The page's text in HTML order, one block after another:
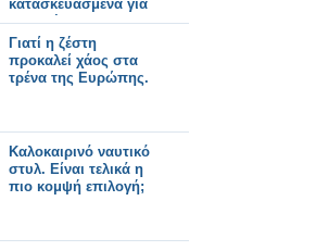
κατασκευασμένα για
να αντέχουν σε
θερμοκρασίες 55°C.
Γιατί η ζέστη
προκαλεί χάος στα
τρένα της Ευρώπης.
Καλοκαιρινό ναυτικό
στυλ. Είναι τελικά η
πιο κομψή επιλογή;